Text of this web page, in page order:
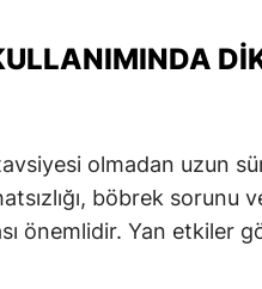
olmadan uzun
böbrek sorunu
önemlidir. Yan etkiler